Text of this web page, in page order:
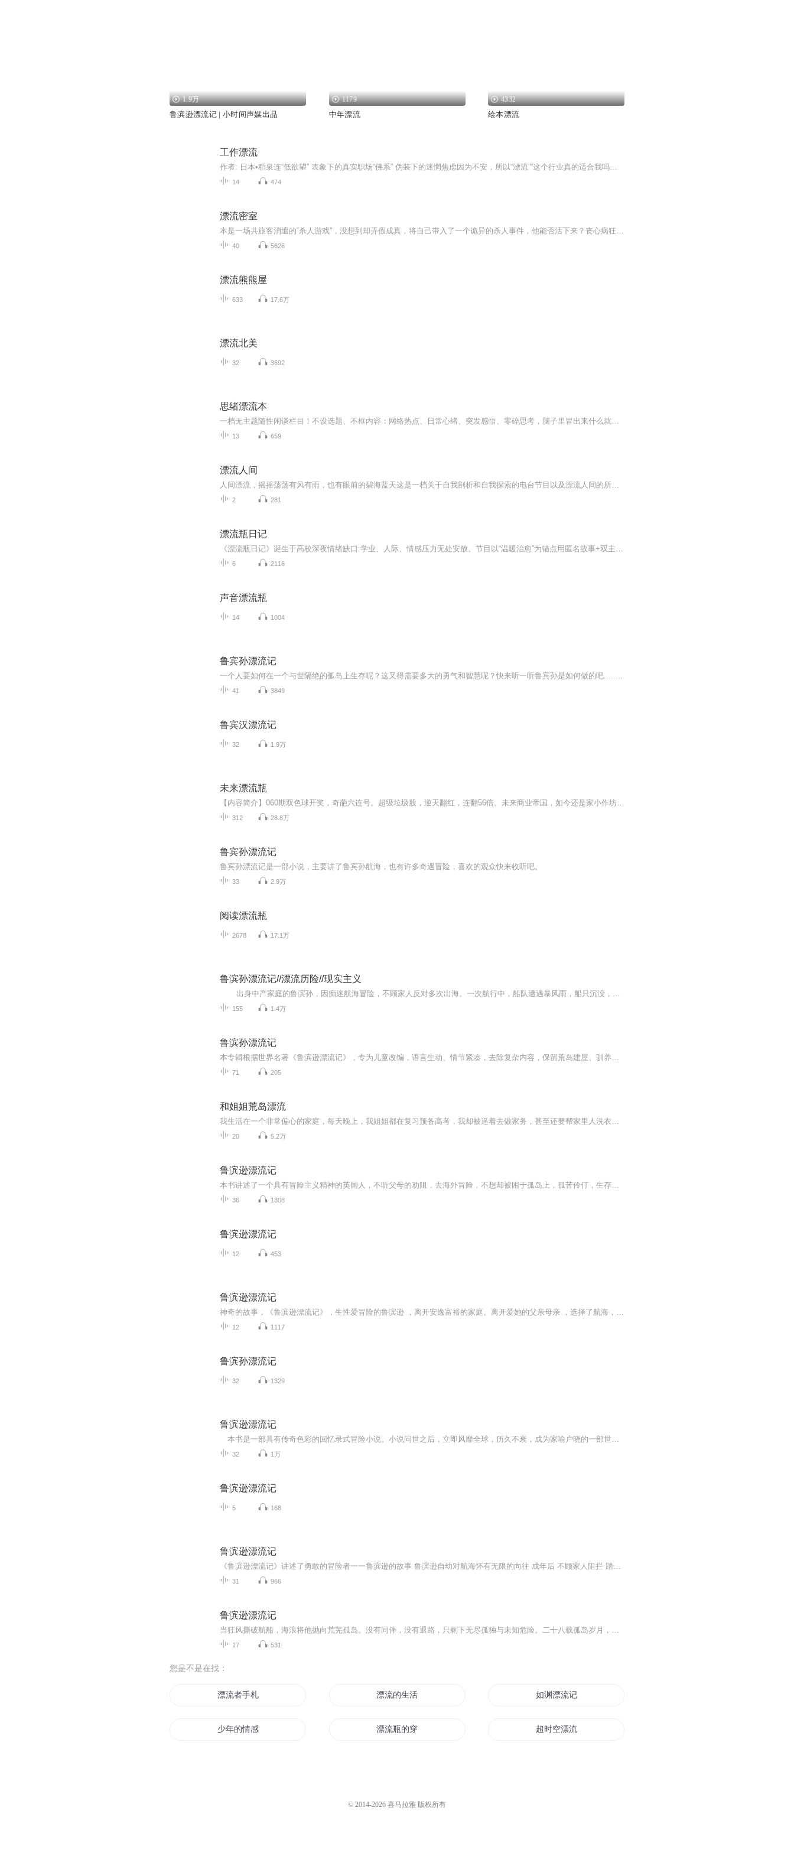
1.9万
鲁滨逊漂流记 | 小时间声媒出品
1179
中年漂流
4332
绘本漂流
工作漂流
作者: 日本•稻泉连“低欲望” 表象下的真实职场“佛系” 伪装下的迷惘焦虑因为不安，所以“漂流”“这个行业真的适合我吗？”“保持现状似乎就是在走下坡路”…?“选择越来越少，我还能做什么?”20世纪90年代日本泡沫经济破灭终身雇佣制和论资排辈的时代...
14 474
漂流密室
本是一场共旅客消遣的“杀人游戏”，没想到却弄假成真，将自己带入了一个诡异的杀人事件，他能否活下来？丧心病狂的凶手这样做的目的是什么？又是什么原因谁让他开始的这这场真正的“杀人游戏”。
40 5626
漂流熊熊屋
633 17.6万
漂流北美
32 3692
思绪漂流本
一档无主题随性闲谈栏目！不设选题、不框内容：网络热点、日常心绪、突发感悟、零碎思考，脑子里冒出来什么就聊什么。不用刻意深刻，不必完美措辞，用最松弛的声音，分享每一刻最真实的想法。
13 659
漂流人间
人间漂流，摇摇荡荡有风有雨，也有眼前的碧海蓝天这是一档关于自我剖析和自我探索的电台节目以及漂流人间的所思所想
2 281
漂流瓶日记
《漂流瓶日记》诞生于高校深夜情绪缺口:学业、人际、情感压力无处安放。节目以“温暖治愈”为锚点用匿名故事+双主持共情模式，为大学生搭建安全倾诉空间。
6 2116
声音漂流瓶
14 1004
鲁宾孙漂流记
一个人要如何在一个与世隔绝的孤岛上生存呢？这又得需要多大的勇气和智慧呢？快来听一听鲁宾孙是如何做的吧........
41 3849
鲁宾汉漂流记
32 1.9万
未来漂流瓶
【内容简介】060期双色球开奖，奇葩六连号。超级垃圾股，逆天翻红，连翻56倍。未来商业帝国，如今还是家小作坊。科技巨头，崛起于一间狭小办公室。海外孤岛，蕴藏超级宝藏。灾难的一年，2020年2月1号，天外陨石，降临在美国纽约东北方向12公里的大西洋，女...
312 28.8万
鲁宾孙漂流记
鲁宾孙漂流记是一部小说，主要讲了鲁宾孙航海，也有许多奇遇冒险，喜欢的观众快来收听吧。
33 2.9万
阅读漂流瓶
2678 17.1万
鲁滨孙漂流记//漂流历险//现实主义
出身中产家庭的鲁滨孙，因痴迷航海冒险，不顾家人反对多次出海。一次航行中，船队遭遇暴风雨，船只沉没，他成为唯一幸存者，流落至无人荒岛。 在荒岛上的28年里，他从最初的绝望中振作，凭借智慧与毅力，从失事船只中抢救物资，搭建...
155 1.4万
鲁滨孙漂流记
本专辑根据世界名著《鲁滨逊漂流记》，专为儿童改编，语言生动、情节紧凑，去除复杂内容，保留荒岛建屋、驯养动物等趣味冒险。每集解锁丰富多样的求生技能，潜移默化提升孩子解决问题的能力，让孩子在冒险中磨耳朵，征服新课标刚需！
71 205
和姐姐荒岛漂流
我生活在一个非常偏心的家庭，每天晚上，我姐姐都在复习预备高考，我却被逼着去做家务，甚至还要帮家里人洗衣服。姐姐的所有衣物，都要丢给我来洗，以免占用她宝贵的时间。但是，我也读高三啊。有时候我放下家务去复习，就会被骂得狗血淋头。【收听须知】 1、该专辑免费收听。 2、由于音频节目更新的比较慢,在收听过程中，如想快速阅读小说文字版全集 请在威\新搜一搜中搜索工、种、浩【书班】，关注并回复数字：【700】，便可快速阅读文字全版。（注意：需要关注工、种、浩，在工...
20 5.2万
鲁滨逊漂流记
本书讲述了一个具有冒险主义精神的英国人，不听父母的劝阻，去海外冒险，不想却被困于孤岛上，孤苦伶仃，生存艰难。但他并没有放弃希望以非凡的勇气和智慧，在孤岛上存活了下来。经过他不懈努力，运用自己所知所学，历经千辛万苦，终于顽强的活了下去，并...
36 1808
鲁滨逊漂流记
12 453
鲁滨逊漂流记
神奇的故事，《鲁滨逊漂流记》，生性爱冒险的鲁滨逊 ，离开安逸富裕的家庭。离开爱她的父亲母亲 ，选择了航海，几番生死，在某一天被漂落到荒岛，渺无人烟，与野兽，沙滩，小鸟为伴，与寂寞，孤独，贫穷为伍，靠着自己坚韧的毅力和聪明的才智。在孤岛上生活了28年，28年中危机重重，险象环生，他凭借超人的能力，战胜了自然，战胜了环境，战胜了野人，靠自己的大智大勇28年以后离开了孤岛 …
12 1117
鲁滨孙漂流记
32 1329
鲁滨逊漂流记
本书是一部具有传奇色彩的回忆录式冒险小说。小说问世之后，立即风靡全球，历久不衰，成为家喻户晓的一部世界名著，该书被誉为英国文学史上的第一部长篇小说。 本书运用自述的方式，讲述了主人公在孤岛上生活二十八年的传奇故事：鲁滨逊在绝境中流落...
32 1万
鲁滨逊漂流记
5 168
鲁滨逊漂流记
《鲁滨逊漂流记》讲述了勇敢的冒险者一一鲁滨逊的故事 鲁滨逊自幼对航海怀有无限的向往 成年后 不顾家人阻拦 踏上了航海之旅 后来 在一次前往非洲的航行中 鲁滨逊遭遇海难 孤身漂流到一座荒无人烟的岛上 并在岛上生活了二十八年……
31 966
鲁滨逊漂流记
当狂风撕破航船，海浪将他抛向荒芜孤岛。没有同伴，没有退路，只剩下无尽孤独与未知危险。二十八载孤岛岁月，从濒临崩溃到顽强自救，鲁滨逊用双手对抗绝境，用信念对抗孤独。遇见星期五，黑暗中迎来一丝温暖。穿越无尽苦难，踏浪归来。一起来聆听这部跨越...
17 531
您是不是在找：
漂流者手札 漂流的生活 如渊漂流记
少年的情感漂流 漂流瓶的穿越 超时空漂流记
© 2014-2026 喜马拉雅 版权所有